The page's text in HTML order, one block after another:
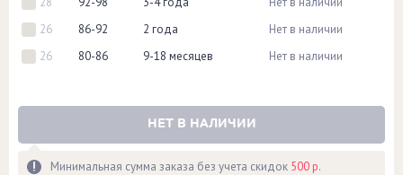
26
86-92 2 года
Нет в наличии
26
80-86 9-18 месяцев Нет в наличии
НЕТ В НАЛИЧИИ
Минимальная сумма заказа без учета скидок 500 р.